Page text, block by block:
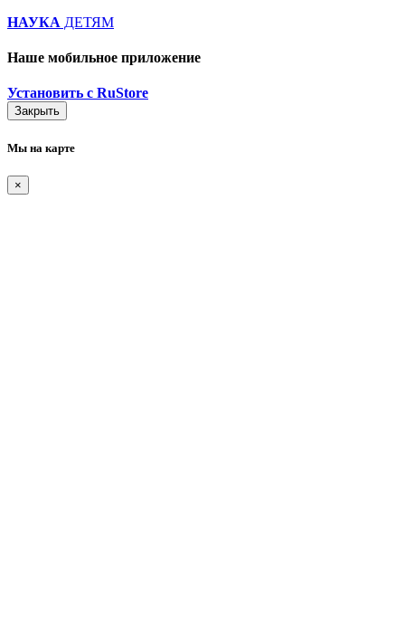
НАУКА ДЕТЯМ
Наше мобильное приложение
Установить с RuStore
Закрыть
Мы на карте
×